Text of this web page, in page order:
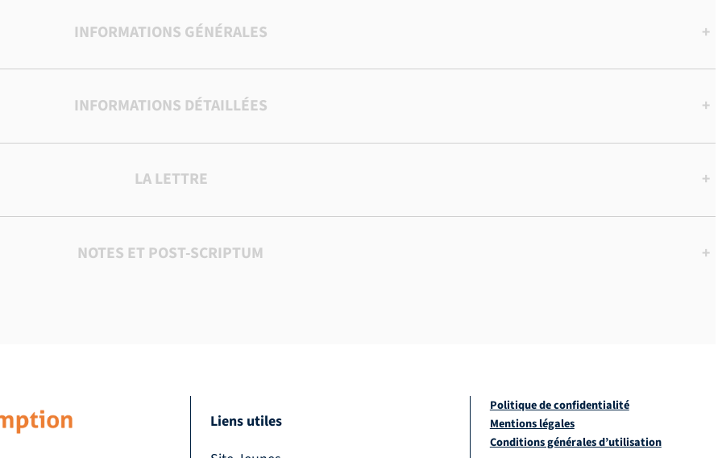
INFORMATIONS GÉNÉRALES +
INFORMATIONS DÉTAILLÉES +
LA LETTRE +
NOTES ET POST-SCRIPTUM +
Liens utiles
Politique de confidentialité
Mentions légales
Conditions générales d’utilisation